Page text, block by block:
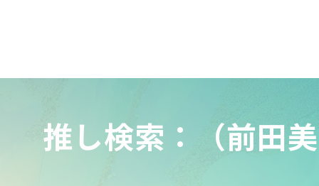
推し検索：（前田